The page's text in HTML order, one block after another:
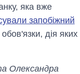
яка вже
запобіжний
дія яких
Олександра